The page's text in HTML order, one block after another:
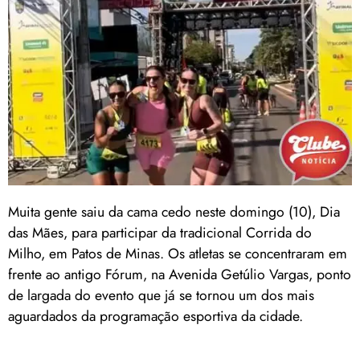
Muita gente saiu da cama cedo neste domingo (10), Dia
das Mães, para participar da tradicional Corrida do
Milho, em Patos de Minas. Os atletas se concentraram em
frente ao antigo Fórum, na Avenida Getúlio Vargas, ponto
de largada do evento que já se tornou um dos mais
aguardados da programação esportiva da cidade.